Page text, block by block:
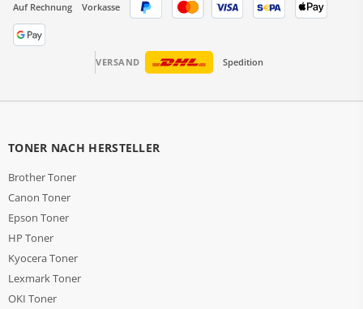
Auf Rechnung
Vorkasse
VERSAND Spedition
TONER NACH HERSTELLER
Brother Toner
Canon Toner
Epson Toner
HP Toner
Kyocera Toner
Lexmark Toner
OKI Toner